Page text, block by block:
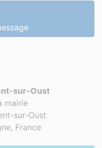
sur-Oust
mairie
sur-Oust
France